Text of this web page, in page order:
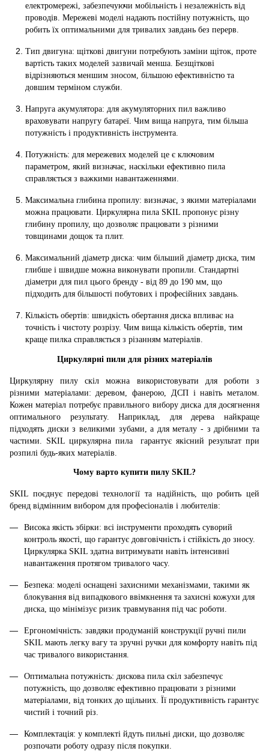
електромережі, забезпечуючи мобільність і незалежність від
проводів. Мережеві моделі надають постійну потужність, що
робить їх оптимальними для тривалих завдань без перерв.
Тип двигуна: щіткові двигуни потребують заміни щіток, проте
вартість таких моделей зазвичай менша. Безщіткові
відрізняються меншим зносом, більшою ефективністю та
довшим терміном служби.
Напруга акумулятора: для акумуляторних пил важливо
враховувати напругу батареї. Чим вища напруга, тим більша
потужність і продуктивність інструмента.
Потужність: для мережевих моделей це є ключовим
параметром, який визначає, наскільки ефективно пила
справляється з важкими навантаженнями.
Максимальна глибина пропилу: визначає, з якими матеріалами
можна працювати. Циркулярна пила SKIL пропонує різну
глибину пропилу, що дозволяє працювати з різними
товщинами дощок та плит.
Максимальний діаметр диска: чим більший діаметр диска, тим
глибше і швидше можна виконувати пропили. Стандартні
діаметри для пил цього бренду - від 89 до 190 мм, що
підходить для більшості побутових і професійних завдань.
Кількість обертів: швидкість обертання диска впливає на
точність і чистоту розрізу. Чим вища кількість обертів, тим
краще пилка справляється з різанням матеріалів.
Циркулярні пили для різних матеріалів
Циркулярну пилу скіл можна використовувати для роботи з
різними матеріалами: деревом, фанерою, ДСП і навіть металом.
Кожен матеріал потребує правильного вибору диска для досягнення
оптимального результату. Наприклад, для дерева найкраще
підходять диски з великими зубами, а для металу - з дрібними та
частими. SKIL циркулярна пила гарантує якісний результат при
розпилі будь-яких матеріалів.
Чому варто купити пилу SKIL?
SKIL поєднує передові технології та надійність, що робить цей
бренд відмінним вибором для професіоналів і любителів:
Висока якість збірки: всі інструменти проходять суворий
контроль якості, що гарантує довговічність і стійкість до зносу.
Циркулярка SKIL здатна витримувати навіть інтенсивні
навантаження протягом тривалого часу.
Безпека: моделі оснащені захисними механізмами, такими як
блокування від випадкового ввімкнення та захисні кожухи для
диска, що мінімізує ризик травмування під час роботи.
Ергономічність: завдяки продуманій конструкції ручні пили
SKIL мають легку вагу та зручні ручки для комфорту навіть під
час тривалого використання.
Оптимальна потужність: дискова пила скіл забезпечує
потужність, що дозволяє ефективно працювати з різними
матеріалами, від тонких до щільних. Її продуктивність гарантує
чистий і точний різ.
Комплектація: у комплекті йдуть пильні диски, що дозволяє
розпочати роботу одразу після покупки.